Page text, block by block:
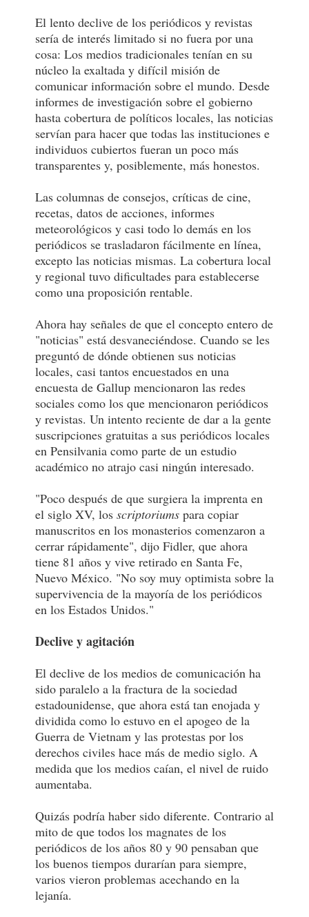
El lento declive de los periódicos y revistas
sería de interés limitado si no fuera por una
cosa: Los medios tradicionales tenían en su
núcleo la exaltada y difícil misión de
comunicar información sobre el mundo. Desde
informes de investigación sobre el gobierno
hasta cobertura de políticos locales, las noticias
servían para hacer que todas las instituciones e
individuos cubiertos fueran un poco más
transparentes y, posiblemente, más honestos.
Las columnas de consejos, críticas de cine,
recetas, datos de acciones, informes
meteorológicos y casi todo lo demás en los
periódicos se trasladaron fácilmente en línea,
excepto las noticias mismas. La cobertura local
y regional tuvo dificultades para establecerse
como una proposición rentable.
Ahora hay señales de que el concepto entero de
"noticias" está desvaneciéndose. Cuando se les
preguntó de dónde obtienen sus noticias
locales, casi tantos encuestados en una
encuesta de Gallup mencionaron las redes
sociales como los que mencionaron periódicos
y revistas. Un intento reciente de dar a la gente
suscripciones gratuitas a sus periódicos locales
en Pensilvania como parte de un estudio
académico no atrajo casi ningún interesado.
"Poco después de que surgiera la imprenta en
el siglo XV, los scriptoriums para copiar
manuscritos en los monasterios comenzaron a
cerrar rápidamente", dijo Fidler, que ahora
tiene 81 años y vive retirado en Santa Fe,
Nuevo México. "No soy muy optimista sobre la
supervivencia de la mayoría de los periódicos
en los Estados Unidos."
Declive y agitación
El declive de los medios de comunicación ha
sido paralelo a la fractura de la sociedad
estadounidense, que ahora está tan enojada y
dividida como lo estuvo en el apogeo de la
Guerra de Vietnam y las protestas por los
derechos civiles hace más de medio siglo. A
medida que los medios caían, el nivel de ruido
aumentaba.
Quizás podría haber sido diferente. Contrario al
mito de que todos los magnates de los
periódicos de los años 80 y 90 pensaban que
los buenos tiempos durarían para siempre,
varios vieron problemas acechando en la
lejanía.